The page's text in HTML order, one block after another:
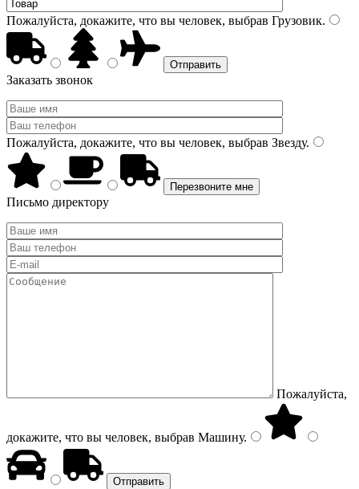
Пожалуйста, докажите, что вы человек, выбрав Грузовик.
Заказать звонок
Пожалуйста, докажите, что вы человек, выбрав Звезду.
Письмо директору
Пожалуйста,
докажите, что вы человек, выбрав Машину.